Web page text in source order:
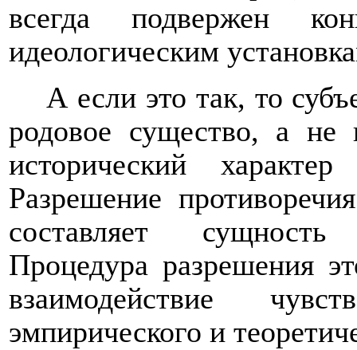
всегда подвержен
идеологическим
А если это так, то
родовое существо, а не
исторический
Разрешение
составляет сущность
Процедура разрешения
взаимодействие
эмпирического и